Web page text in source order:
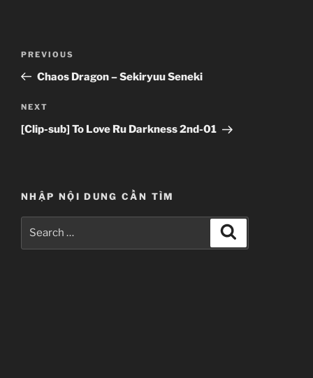
Previous
Post
PREVIOUS
Chaos Dragon – Sekiryuu Seneki
Next
Post
NEXT
[Clip-sub] To Love Ru Darkness 2nd-01
NHẬP NỘI DUNG CẦN TÌM